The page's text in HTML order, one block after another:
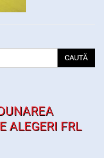
CAUTĂ
ALEGERI FRL